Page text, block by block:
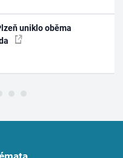
uniklo oběma